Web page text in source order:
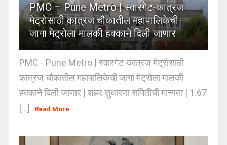
PMC – Pune Metro | स्वारगेट-कात्रज
मेट्रोसाठी कात्रज चौकातील महापालिकेची
जागा मेट्रोला मालकी हक्काने दिली जाणार
PMC - Pune Metro | स्वारगेट-कात्रज मेट्रोसाठी
कात्रज चौकातील महापालिकेची जागा मेट्रोला मालकी
हक्काने दिली जाणार | शहर सुधारणा समितीची मान्यता | 1.67
[...]
Read More